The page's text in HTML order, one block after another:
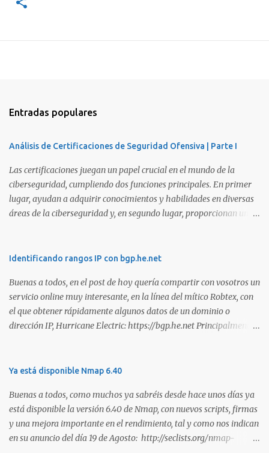
Entradas populares
Análisis de Certificaciones de Seguridad Ofensiva | Parte I
Las certificaciones juegan un papel crucial en el mundo de la
ciberseguridad, cumpliendo dos funciones principales. En primer
lugar, ayudan a adquirir conocimientos y habilidades en diversas
áreas de la ciberseguridad y, en segundo lugar, proporcionan una
certificaciones existentes hoy en día, elegir la adecuada puede
certificaciones que consideramos como opciones sólidas para
aquellos que desean especializarse en el área de la seguridad
ofensiva. Todas ellas son totalmente prácticas y su examen simula
un escenario real en el que se deben comprometer diversos activos,
La primera certificación de la lista es el eJPT (Junior Penetration
Identificando rangos IP con bgp.he.net
Buenas a todos, en el post de hoy quería compartir con vosotros un
servicio online muy interesante, en la línea del mítico Robtex, con
el que obtener rápidamente algunos datos de un dominio o
dirección IP, Hurricane Electric: https://bgp.he.net Principalmente
durante la estimación de un test de intrusión. A continuación os
interesante utilidad para tener en los marcadores de nuestro
navegador. Saludos!
Ya está disponible Nmap 6.40
Buenas a todos, como muchos ya sabréis desde hace unos días ya
está disponible la versión 6.40 de Nmap, con nuevos scripts, firmas
y una mejora importante en el rendimiento, tal y como nos indican
en su anuncio del día 19 de Agosto: http://seclists.org/nmap-